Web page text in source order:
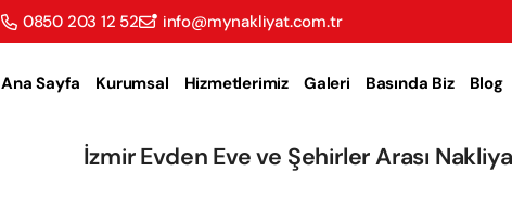
0850 203 12 52 info@mynakliyat.com.tr
Ana Sayfa Kurumsal Hizmetlerimiz Galeri Basında Biz Blog
İzmir Evden Eve ve Şehirler Arası